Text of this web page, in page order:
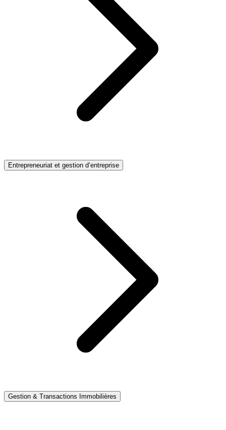
Entrepreneuriat et gestion d’entreprise
Gestion & Transactions Immobilières